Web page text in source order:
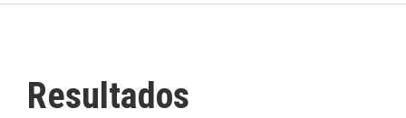
Resultados